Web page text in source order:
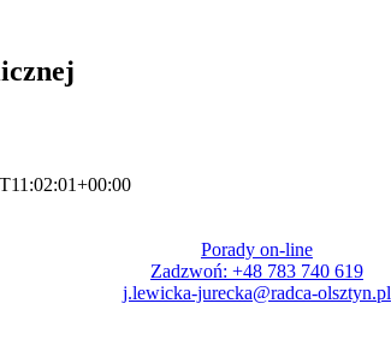
Porady on-line
Zadzwoń: +48 783 740 619
j.lewicka-jurecka@radca-olsztyn.pl